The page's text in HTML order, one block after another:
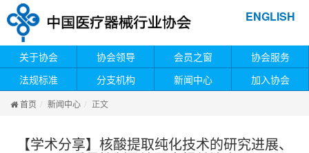
ENGLISH
关于协会 协会领导 会员之窗
协会服务
法规标准
分支机构 新闻中心 加入协会
首页 新闻中心 正文
【学术分享】核酸提取纯化技术的研究进展、